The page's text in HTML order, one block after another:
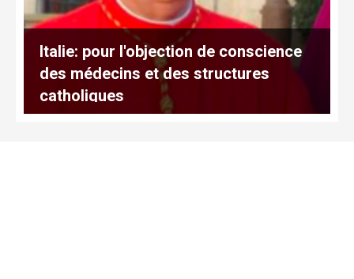
Italie: pour l'objection de conscience
des médecins et des structures
catholiques